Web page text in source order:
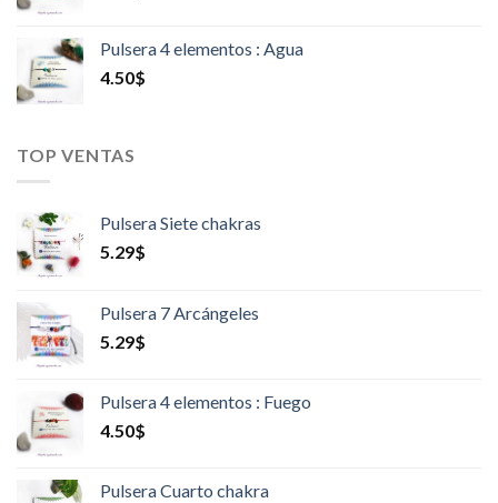
Pulsera 4 elementos : Agua
4.50$
TOP VENTAS
Pulsera Siete chakras
5.29$
Pulsera 7 Arcángeles
5.29$
Pulsera 4 elementos : Fuego
4.50$
Pulsera Cuarto chakra